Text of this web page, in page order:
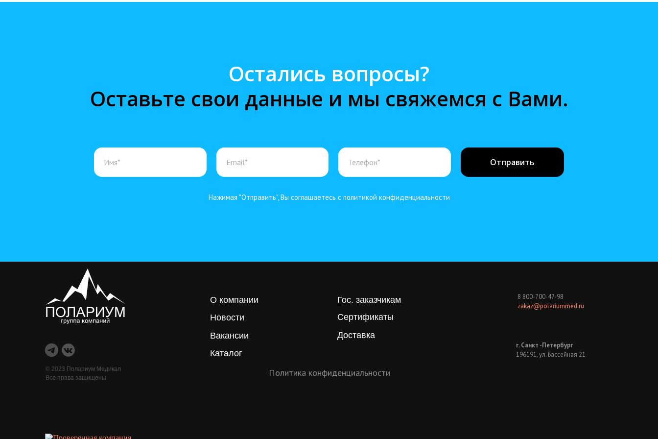
Остались вопросы?
Оставьте свои данные и мы свяжемся с Вами.
Отправить
Нажимая "Отправить", Вы соглашаетесь с политикой конфиденциальности
О компании
© 2023 Полариум Медикал
Все права защищены
Новости
Вакансии
Каталог
Гос. заказчикам
Сертификаты
Доставка
8 800-700-47-98
zakaz@polariummed.ru
г. Санкт -Петербург
196191, ул. Бассейная 21
Политика конфиденциальности